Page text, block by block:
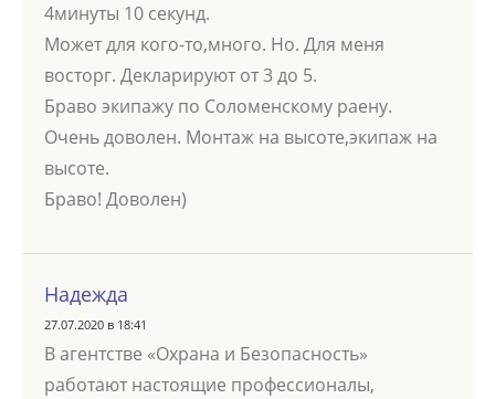
4минуты 10 секунд.
Может для кого-то,много. Но. Для меня
восторг. Декларируют от 3 до 5.
Браво экипажу по Соломенскому раену.
Очень доволен. Монтаж на высоте,экипаж на
высоте.
Браво! Доволен)
Надежда
27.07.2020 в 18:41
В агентстве «Охрана и Безопасность»
работают настоящие профессионалы,